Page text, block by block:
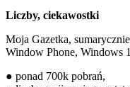
Liczby, ciekawostki
Moja Gazetka,
Window Phone, Windows
● ponad 700k pobrań,